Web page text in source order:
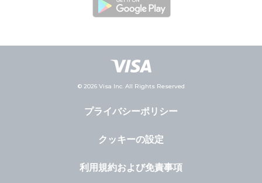
© 2026 Visa Inc. All Rights Reserved
プライバシーポリシー
クッキーの設定
利用規約および免責事項